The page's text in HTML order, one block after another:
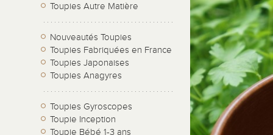
Toupies Autre Matière
Nouveautés Toupies
Toupies Fabriquées en France
Toupies Japonaises
Toupies Anagyres
Toupies Gyroscopes
Toupie Inception
Toupie Bébé 1-3 ans